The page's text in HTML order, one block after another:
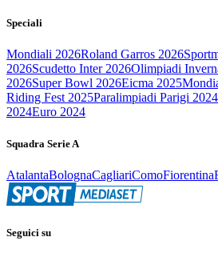
Speciali
Mondiali 2026Roland Garros 2026
2026Scudetto Inter 2026Olimpiadi
2026Super Bowl 2026Eicma 2025
Riding Fest 2025Paralimpiadi Parigi 2024
2024Euro 2024
Squadra Serie A
AtalantaBolognaCagliariComoFiorentina
Seguici su